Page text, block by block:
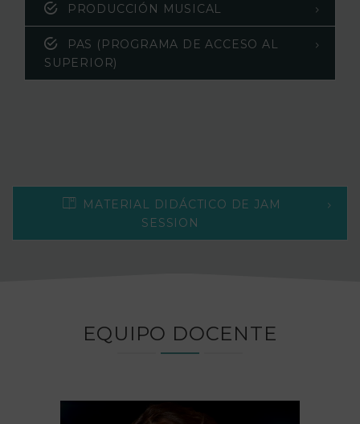
PRODUCCIÓN MUSICAL
PAS (PROGRAMA DE ACCESO AL
SUPERIOR)
MATERIAL DIDÁCTICO DE JAM
SESSION
EQUIPO DOCENTE